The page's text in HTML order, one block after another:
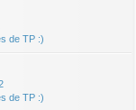
de TP :)
de TP :)